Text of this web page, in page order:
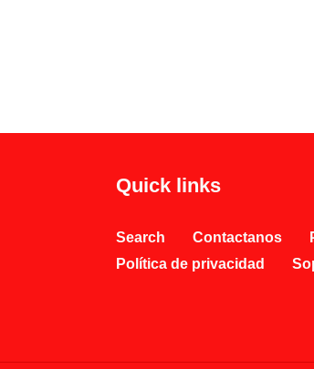
Quick links
Search Contactanos
Política de privacidad